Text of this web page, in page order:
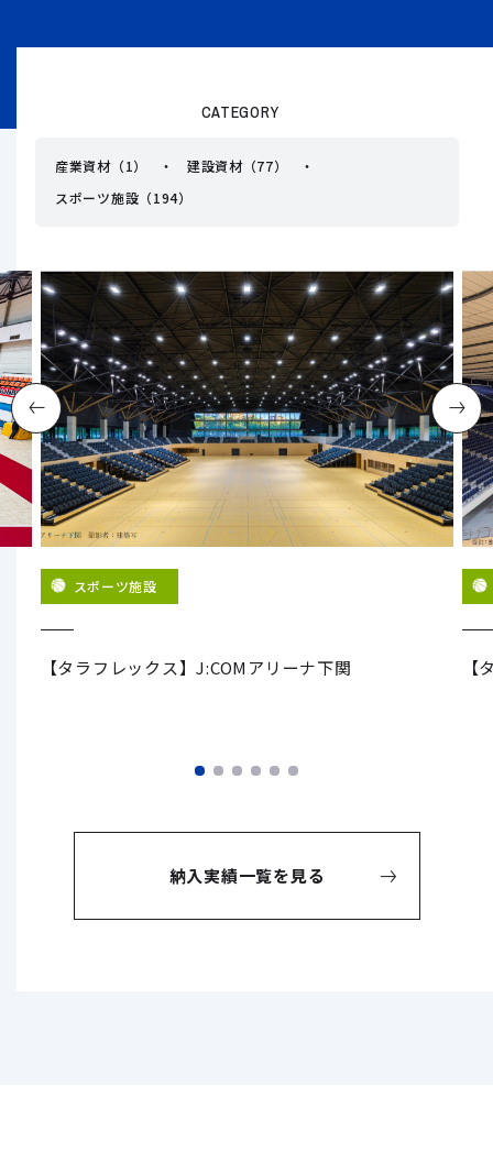
CATEGORY
産業資材（1）
建設資材（77）
スポーツ施設（194）
スポーツ施設
【タラフレックス】J:COMアリーナ下関
納入実績一覧を見る